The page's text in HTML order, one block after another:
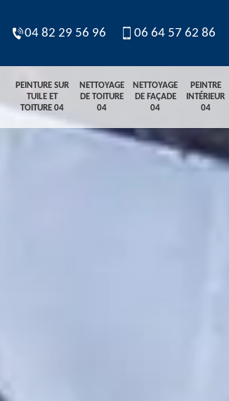
04 82 29 56 96 06 64 57 62 86
PEINTURE SUR
TUILE ET
TOITURE 04
NETTOYAGE
DE TOITURE
04
NETTOYAGE
DE FAÇADE
04
PEINTRE
INTÉRIEUR
04